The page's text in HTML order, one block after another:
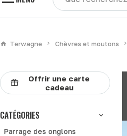
Terwagne Chèvres et moutons
Offrir une carte
cadeau
CATÉGORIES
Parrage des onglons